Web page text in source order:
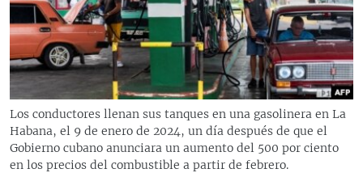
RADIO MARTÍ
ESPECIALES
ESPECIALES
LA REALIDAD DE LA VIVIENDA EN CUBA
SER VIEJO EN CUBA
KENTU-CUBANO
MULTIMEDIA
EDITORIALES
SÍGUENOS
Los conductores llenan sus tanques en una gasolinera en La
Habana, el 9 de enero de 2024, un día después de que el
Gobierno cubano anunciara un aumento del 500 por ciento
en los precios del combustible a partir de febrero.